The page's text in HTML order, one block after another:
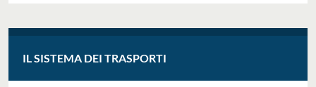
IL SISTEMA DEI TRASPORTI